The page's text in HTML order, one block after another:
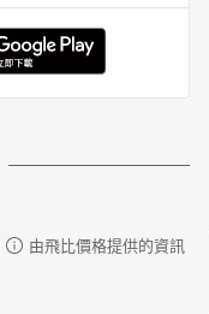
由飛比價格提供的資訊